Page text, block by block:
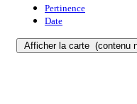
Pertinence
Date
Afficher la carte (contenu